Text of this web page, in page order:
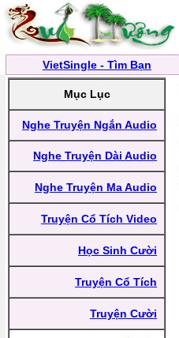
VietSingle - Tìm Bạn
Mục Lục
Nghe Truyện Ngắn Audio
Nghe Truyện Dài Audio
Nghe Truyện Ma Audio
Truyện Cổ Tích Video
Học Sinh Cười
Truyện Cổ Tích
Truyện Cười